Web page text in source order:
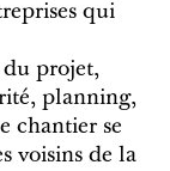
qui
du projet,
planning,
chantier se
voisins de la